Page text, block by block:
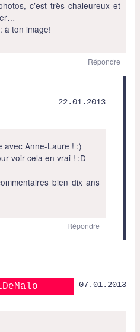
c’est très chaleureux et
à ton image!
Répondre
22.01.2013
avec Anne-Laure ! :)
voir cela en vrai ! :D
bien dix ans
Répondre
07.01.2013